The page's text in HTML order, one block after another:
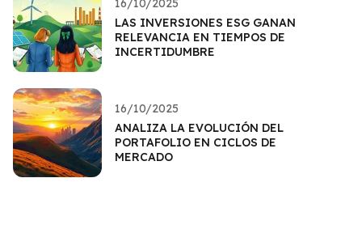
16/10/2025
LAS INVERSIONES ESG GANAN
RELEVANCIA EN TIEMPOS DE
INCERTIDUMBRE
16/10/2025
ANALIZA LA EVOLUCIÓN DEL
PORTAFOLIO EN CICLOS DE
MERCADO